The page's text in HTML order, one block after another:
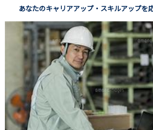
あなたのキャリアアップ・スキルアップを